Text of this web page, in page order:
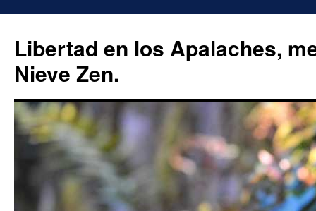
Libertad en los Apalaches,
Nieve Zen.